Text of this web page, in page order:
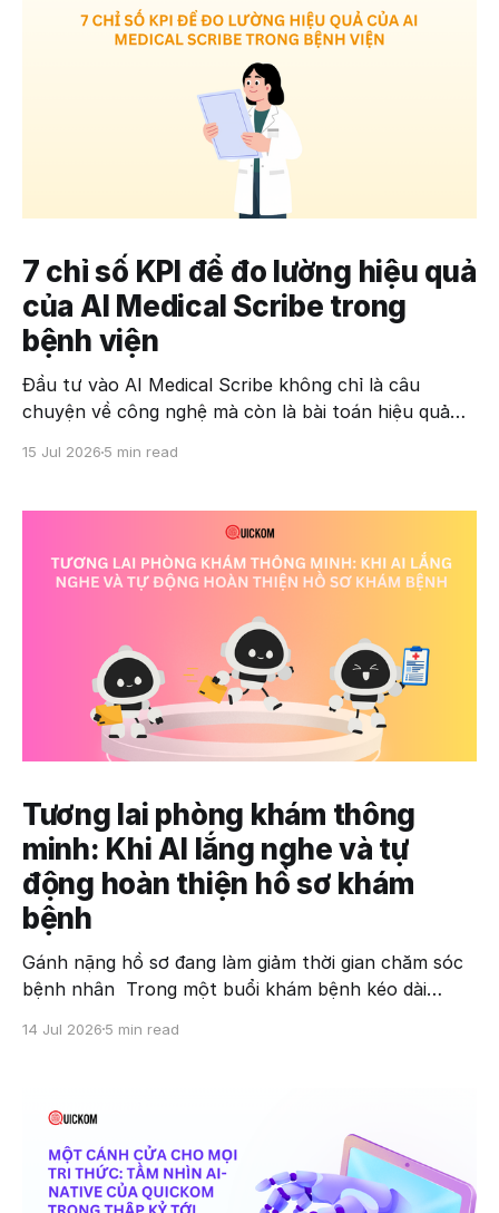
7 chỉ số KPI để đo lường hiệu quả
của AI Medical Scribe trong
bệnh viện
Đầu tư vào AI Medical Scribe không chỉ là câu
chuyện về công nghệ mà còn là bài toán hiệu quả
15 Jul 2026 5 min read
Tương lai phòng khám thông
minh: Khi AI lắng nghe và tự
động hoàn thiện hồ sơ khám
bệnh
Gánh nặng hồ sơ đang làm giảm thời gian chăm sóc
bệnh nhân Trong một buổi khám bệnh kéo dài
thời gian để nhập liệu và hoàn thiện hồ sơ thay vì
14 Jul 2026 5 min read